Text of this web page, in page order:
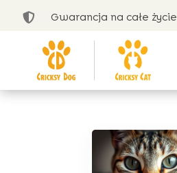
 Gwarancja na całe życie